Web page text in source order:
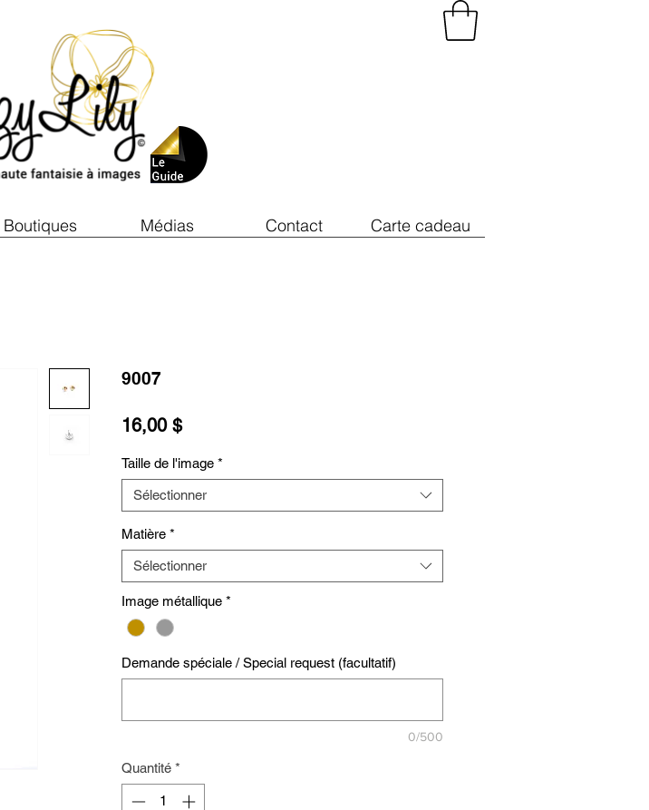
Boutiques Médias Contact Carte cadeau
9007
16,00 $Prix
Taille de l'image *
Sélectionner
Matière *
Sélectionner
Image métallique *
Demande spéciale / Special request (facultatif)
0/500
Quantité *